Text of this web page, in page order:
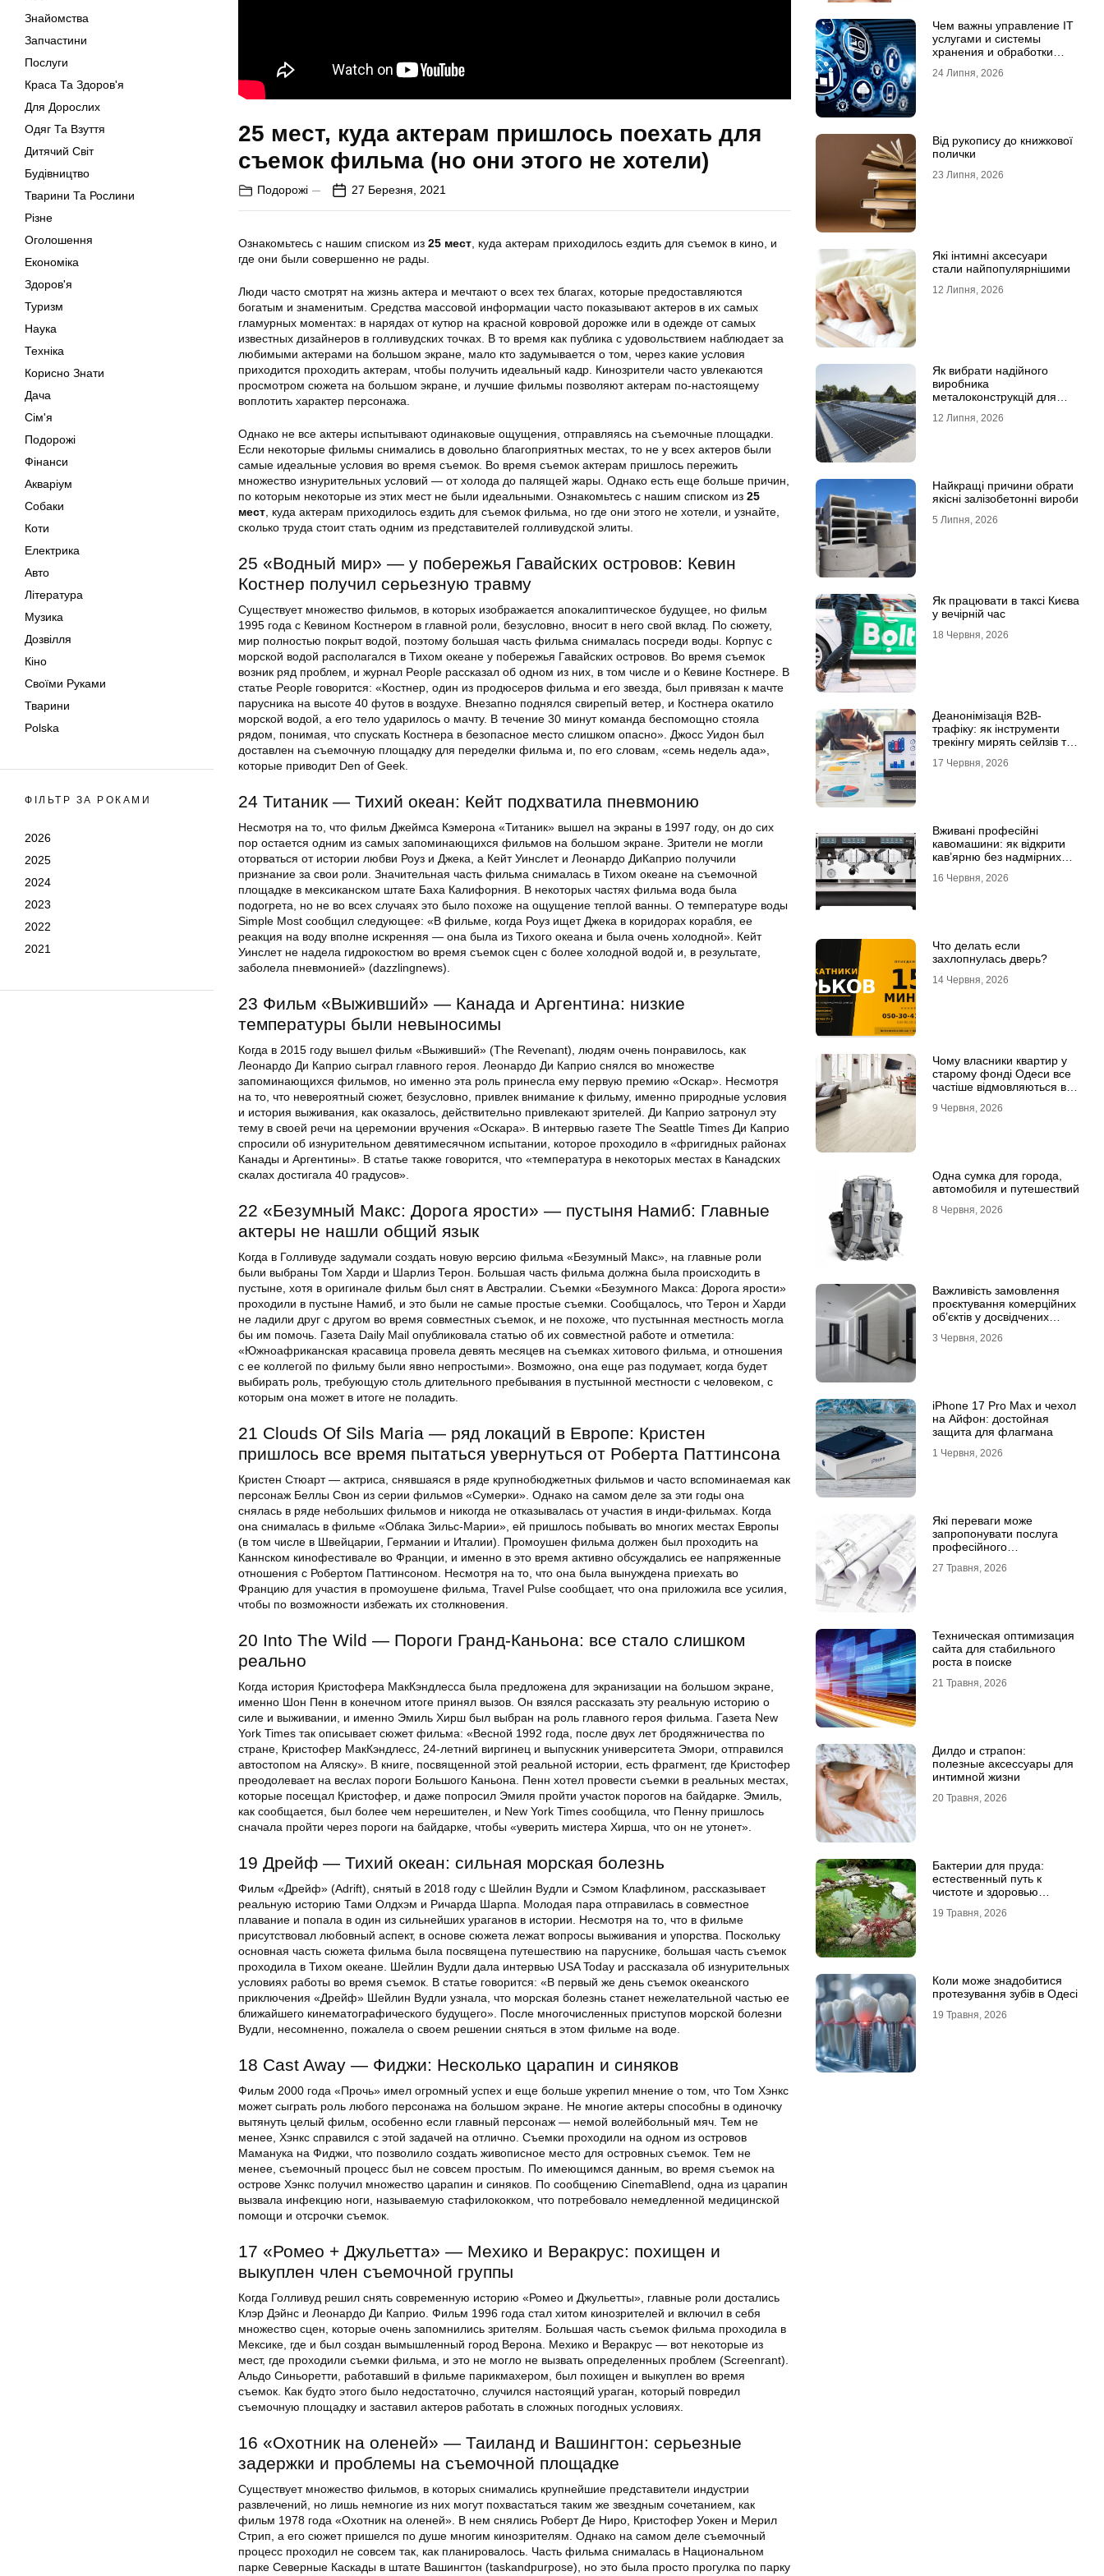
Знайомства
Запчастини
Послуги
Краса Та Здоров'я
Для Дорослих
Одяг Та Взуття
Дитячий Світ
Будівництво
Тварини Та Рослини
Різне
Оголошення
Економіка
Здоров'я
Туризм
Наука
Техніка
Корисно Знати
Дача
Сім'я
Подорожі
Фінанси
Акваріум
Собаки
Коти
Електрика
Авто
Література
Музика
Дозвілля
Кіно
Своїми Руками
Тварини
Polska
ФІЛЬТР ЗА РОКАМИ
2026
2025
2024
2023
2022
2021
25 мест, куда актерам пришлось поехать для
съемок фильма (но они этого не хотели)
Подорожі 27 Березня, 2021
Ознакомьтесь с нашим списком из 25 мест, куда актерам приходилось ездить для съемок в кино, и
где они были совершенно не рады.
Люди часто смотрят на жизнь актера и мечтают о всех тех благах, которые предоставляются
богатым и знаменитым. Средства массовой информации часто показывают актеров в их самых
гламурных моментах: в нарядах от кутюр на красной ковровой дорожке или в одежде от самых
известных дизайнеров в голливудских точках. В то время как публика с удовольствием наблюдает за
любимыми актерами на большом экране, мало кто задумывается о том, через какие условия
приходится проходить актерам, чтобы получить идеальный кадр. Кинозрители часто увлекаются
просмотром сюжета на большом экране, и лучшие фильмы позволяют актерам по-настоящему
воплотить характер персонажа.
Однако не все актеры испытывают одинаковые ощущения, отправляясь на съемочные площадки.
Если некоторые фильмы снимались в довольно благоприятных местах, то не у всех актеров были
самые идеальные условия во время съемок. Во время съемок актерам пришлось пережить
множество изнурительных условий — от холода до палящей жары. Однако есть еще больше причин,
по которым некоторые из этих мест не были идеальными. Ознакомьтесь с нашим списком из 25
мест, куда актерам приходилось ездить для съемок фильма, но где они этого не хотели, и узнайте,
сколько труда стоит стать одним из представителей голливудской элиты.
25 «Водный мир» — у побережья Гавайских островов: Кевин
Костнер получил серьезную травму
Существует множество фильмов, в которых изображается апокалиптическое будущее, но фильм
1995 года с Кевином Костнером в главной роли, безусловно, вносит в него свой вклад. По сюжету,
мир полностью покрыт водой, поэтому большая часть фильма снималась посреди воды. Корпус с
морской водой располагался в Тихом океане у побережья Гавайских островов. Во время съемок
возник ряд проблем, и журнал People рассказал об одном из них, в том числе и о Кевине Костнере. В
статье People говорится: «Костнер, один из продюсеров фильма и его звезда, был привязан к мачте
парусника на высоте 40 футов в воздухе. Внезапно поднялся свирепый ветер, и Костнера окатило
морской водой, а его тело ударилось о мачту. В течение 30 минут команда беспомощно стояла
рядом, понимая, что спускать Костнера в безопасное место слишком опасно». Джосс Уидон был
доставлен на съемочную площадку для переделки фильма и, по его словам, «семь недель ада»,
которые приводит Den of Geek.
24 Титаник — Тихий океан: Кейт подхватила пневмонию
Несмотря на то, что фильм Джеймса Кэмерона «Титаник» вышел на экраны в 1997 году, он до сих
пор остается одним из самых запоминающихся фильмов на большом экране. Зрители не могли
оторваться от истории любви Роуз и Джека, а Кейт Уинслет и Леонардо ДиКаприо получили
признание за свои роли. Значительная часть фильма снималась в Тихом океане на съемочной
площадке в мексиканском штате Баха Калифорния. В некоторых частях фильма вода была
подогрета, но не во всех случаях это было похоже на ощущение теплой ванны. О температуре воды
Simple Most сообщил следующее: «В фильме, когда Роуз ищет Джека в коридорах корабля, ее
реакция на воду вполне искренняя — она была из Тихого океана и была очень холодной». Кейт
Уинслет не надела гидрокостюм во время съемок сцен с более холодной водой и, в результате,
заболела пневмонией» (dazzlingnews).
23 Фильм «Выживший» — Канада и Аргентина: низкие
температуры были невыносимы
Когда в 2015 году вышел фильм «Выживший» (The Revenant), людям очень понравилось, как
Леонардо Ди Каприо сыграл главного героя. Леонардо Ди Каприо снялся во множестве
запоминающихся фильмов, но именно эта роль принесла ему первую премию «Оскар». Несмотря
на то, что невероятный сюжет, безусловно, привлек внимание к фильму, именно природные условия
и история выживания, как оказалось, действительно привлекают зрителей. Ди Каприо затронул эту
тему в своей речи на церемонии вручения «Оскара». В интервью газете The Seattle Times Ди Каприо
спросили об изнурительном девятимесячном испытании, которое проходило в «фригидных районах
Канады и Аргентины». В статье также говорится, что «температура в некоторых местах в Канадских
скалах достигала 40 градусов».
22 «Безумный Макс: Дорога ярости» — пустыня Намиб: Главные
актеры не нашли общий язык
Когда в Голливуде задумали создать новую версию фильма «Безумный Макс», на главные роли
были выбраны Том Харди и Шарлиз Терон. Большая часть фильма должна была происходить в
пустыне, хотя в оригинале фильм был снят в Австралии. Съемки «Безумного Макса: Дорога ярости»
проходили в пустыне Намиб, и это были не самые простые съемки. Сообщалось, что Терон и Харди
не ладили друг с другом во время совместных съемок, и не похоже, что пустынная местность могла
бы им помочь. Газета Daily Mail опубликовала статью об их совместной работе и отметила:
«Южноафриканская красавица провела девять месяцев на съемках хитового фильма, и отношения
с ее коллегой по фильму были явно непростыми». Возможно, она еще раз подумает, когда будет
выбирать роль, требующую столь длительного пребывания в пустынной местности с человеком, с
которым она может в итоге не поладить.
21 Clouds Of Sils Maria — ряд локаций в Европе: Кристен
пришлось все время пытаться увернуться от Роберта Паттинсона
Кристен Стюарт — актриса, снявшаяся в ряде крупнобюджетных фильмов и часто вспоминаемая как
персонаж Беллы Свон из серии фильмов «Сумерки». Однако на самом деле за эти годы она
снялась в ряде небольших фильмов и никогда не отказывалась от участия в инди-фильмах. Когда
она снималась в фильме «Облака Зильс-Марии», ей пришлось побывать во многих местах Европы
(в том числе в Швейцарии, Германии и Италии). Промоушен фильма должен был проходить на
Каннском кинофестивале во Франции, и именно в это время активно обсуждались ее напряженные
отношения с Робертом Паттинсоном. Несмотря на то, что она была вынуждена приехать во
Францию для участия в промоушене фильма, Travel Pulse сообщает, что она приложила все усилия,
чтобы по возможности избежать их столкновения.
20 Into The Wild — Пороги Гранд-Каньона: все стало слишком
реально
Когда история Кристофера МакКэндлесса была предложена для экранизации на большом экране,
именно Шон Пенн в конечном итоге принял вызов. Он взялся рассказать эту реальную историю о
силе и выживании, и именно Эмиль Хирш был выбран на роль главного героя фильма. Газета New
York Times так описывает сюжет фильма: «Весной 1992 года, после двух лет бродяжничества по
стране, Кристофер МакКэндлесс, 24-летний виргинец и выпускник университета Эмори, отправился
автостопом на Аляску». В книге, посвященной этой реальной истории, есть фрагмент, где Кристофер
преодолевает на веслах пороги Большого Каньона. Пенн хотел провести съемки в реальных местах,
которые посещал Кристофер, и даже попросил Эмиля пройти участок порогов на байдарке. Эмиль,
как сообщается, был более чем нерешителен, и New York Times сообщила, что Пенну пришлось
сначала пройти через пороги на байдарке, чтобы «уверить мистера Хирша, что он не утонет».
19 Дрейф — Тихий океан: сильная морская болезнь
Фильм «Дрейф» (Adrift), снятый в 2018 году с Шейлин Вудли и Сэмом Клафлином, рассказывает
реальную историю Тами Олдхэм и Ричарда Шарпа. Молодая пара отправилась в совместное
плавание и попала в один из сильнейших ураганов в истории. Несмотря на то, что в фильме
присутствовал любовный аспект, в основе сюжета лежат вопросы выживания и упорства. Поскольку
основная часть сюжета фильма была посвящена путешествию на паруснике, большая часть съемок
проходила в Тихом океане. Шейлин Вудли дала интервью USA Today и рассказала об изнурительных
условиях работы во время съемок. В статье говорится: «В первый же день съемок океанского
приключения «Дрейф» Шейлин Вудли узнала, что морская болезнь станет нежелательной частью ее
ближайшего кинематографического будущего». После многочисленных приступов морской болезни
Вудли, несомненно, пожалела о своем решении сняться в этом фильме на воде.
18 Cast Away — Фиджи: Несколько царапин и синяков
Фильм 2000 года «Прочь» имел огромный успех и еще больше укрепил мнение о том, что Том Хэнкс
может сыграть роль любого персонажа на большом экране. Не многие актеры способны в одиночку
вытянуть целый фильм, особенно если главный персонаж — немой волейбольный мяч. Тем не
менее, Хэнкс справился с этой задачей на отлично. Съемки проходили на одном из островов
Маманука на Фиджи, что позволило создать живописное место для островных съемок. Тем не
менее, съемочный процесс был не совсем простым. По имеющимся данным, во время съемок на
острове Хэнкс получил множество царапин и синяков. По сообщению CinemaBlend, одна из царапин
вызвала инфекцию ноги, называемую стафилококком, что потребовало немедленной медицинской
помощи и отсрочки съемок.
17 «Ромео + Джульетта» — Мехико и Веракрус: похищен и
выкуплен член съемочной группы
Когда Голливуд решил снять современную историю «Ромео и Джульетты», главные роли достались
Клэр Дэйнс и Леонардо Ди Каприо. Фильм 1996 года стал хитом кинозрителей и включил в себя
множество сцен, которые очень запомнились зрителям. Большая часть съемок фильма проходила в
Мексике, где и был создан вымышленный город Верона. Мехико и Веракрус — вот некоторые из
мест, где проходили съемки фильма, и это не могло не вызвать определенных проблем (Screenrant).
Альдо Синьоретти, работавший в фильме парикмахером, был похищен и выкуплен во время
съемок. Как будто этого было недостаточно, случился настоящий ураган, который повредил
съемочную площадку и заставил актеров работать в сложных погодных условиях.
16 «Охотник на оленей» — Таиланд и Вашингтон: серьезные
задержки и проблемы на съемочной площадке
Существует множество фильмов, в которых снимались крупнейшие представители индустрии
развлечений, но лишь немногие из них могут похвастаться таким же звездным сочетанием, как
фильм 1978 года «Охотник на оленей». В нем снялись Роберт Де Ниро, Кристофер Уокен и Мерил
Стрип, а его сюжет пришелся по душе многим кинозрителям. Однако на самом деле съемочный
процесс проходил не совсем так, как планировалось. Часть фильма снималась в Национальном
парке Северные Каскады в штате Вашингтон (taskandpurpose), но это была просто прогулка по парку
Чем важны управление IT
услугами и системы
хранения и обработки
24 Липня, 2026
Від рукопису до книжкової
полички
23 Липня, 2026
Які інтимні аксесуари
стали найпопулярнішими
12 Липня, 2026
Як вибрати надійного
виробника
металоконструкцій для
12 Липня, 2026
Найкращі причини обрати
якісні залізобетонні вироби
5 Липня, 2026
Як працювати в таксі Києва
у вечірній час
18 Червня, 2026
Деанонімізація B2B-
трафіку: як інструменти
трекінгу мирять сейлзів та
17 Червня, 2026
Вживані професійні
кавомашини: як відкрити
кав’ярню без надмірних
16 Червня, 2026
Что делать если
захлопнулась дверь?
14 Червня, 2026
Чому власники квартир у
старому фонді Одеси все
частіше відмовляються від
ламінату
9 Червня, 2026
Одна сумка для города,
автомобиля и путешествий
8 Червня, 2026
Важливість замовлення
проєктування комерційних
об’єктів у досвідчених
3 Червня, 2026
iPhone 17 Pro Max и чехол
на Айфон: достойная
защита для флагмана
1 Червня, 2026
Які переваги може
запропонувати послуга
професійного
27 Травня, 2026
Техническая оптимизация
сайта для стабильного
роста в поиске
21 Травня, 2026
Дилдо и страпон:
полезные аксессуары для
интимной жизни
20 Травня, 2026
Бактерии для пруда:
естественный путь к
чистоте и здоровью
19 Травня, 2026
Коли може знадобитися
протезування зубів в Одесі
19 Травня, 2026